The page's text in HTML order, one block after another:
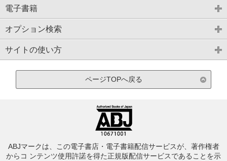
電子書籍
オプション検索
サイトの使い方
ページTOPへ戻る
ABJマークは、この電子書店・電子書籍配信サービスが、著作権者
からコ ンテンツ使用許諾を得た正規版配信サービスであることを示